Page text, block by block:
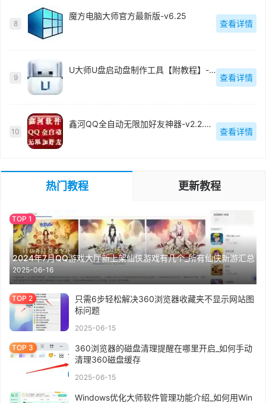
8
魔方电脑大师官方最新版-v6.25
查看详情
9
U大师U盘启动盘制作工具【附教程】-v【】
查看详情
10
鑫河QQ全自动无限加好友神器-v2.2.3.6
查看详情
热门教程 更新教程
2024年7月QQ游戏大厅新上架仙侠游戏有几个_所有仙侠新游汇总
2025-06-16
只需6步轻松解决360浏览器收藏夹不显示网站图
标问题
2025-06-15
360浏览器的磁盘清理提醒在哪里开启_如何手动
清理360磁盘缓存
2025-06-15
Windows优化大师软件管理功能介绍_如何用Win